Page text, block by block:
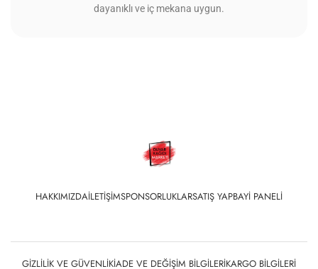
dayanıklı ve iç mekana uygun.
HAKKIMIZDAİLETIŞIMSPONSORLUKLARSATIŞ YAPBAYI PANELI
GIZLILIK VE GÜVENLIKİADE VE DEĞIŞIM BILGILERIKARGO BILGILERI